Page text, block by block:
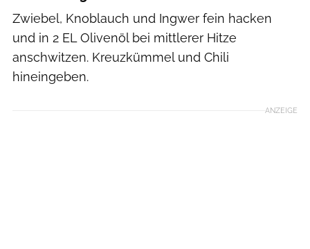
Zwiebel, Knoblauch und Ingwer fein hacken
und in 2 EL Olivenöl bei mittlerer Hitze
anschwitzen. Kreuzkümmel und Chili
hineingeben.
ANZEIGE